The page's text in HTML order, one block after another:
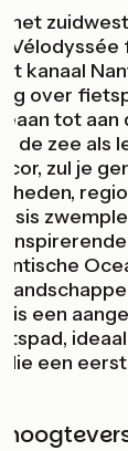
het
/
kanaal
over
tot
de zee als
zul je
is een
die een